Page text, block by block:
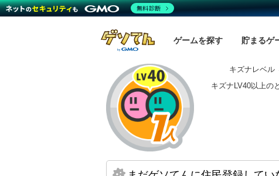
ゲームを探す 貯まるゲ
キズナレベル
キズナLV40以上の
無料診断